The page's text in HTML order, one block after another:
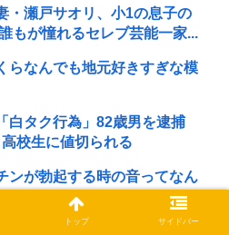
・瀬戸サオリ、小1の息子の
もが憧れるセレブ芸能一家...
らなんでも地元好きすぎな模
白タク行為」82歳男を逮捕
校生に値切られる
ンが勃起する時の音ってなん
トップ サイドバー